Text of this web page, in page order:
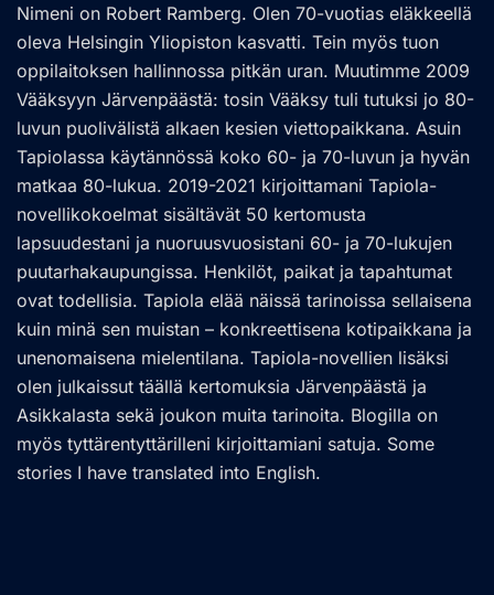
Nimeni on Robert Ramberg. Olen 70-vuotias eläkkeellä
oleva Helsingin Yliopiston kasvatti. Tein myös tuon
oppilaitoksen hallinnossa pitkän uran. Muutimme 2009
Vääksyyn Järvenpäästä: tosin Vääksy tuli tutuksi jo 80-
luvun puolivälistä alkaen kesien viettopaikkana. Asuin
Tapiolassa käytännössä koko 60- ja 70-luvun ja hyvän
matkaa 80-lukua. 2019-2021 kirjoittamani Tapiola-
novellikokoelmat sisältävät 50 kertomusta
lapsuudestani ja nuoruusvuosistani 60- ja 70-lukujen
puutarhakaupungissa. Henkilöt, paikat ja tapahtumat
ovat todellisia. Tapiola elää näissä tarinoissa sellaisena
kuin minä sen muistan – konkreettisena kotipaikkana ja
unenomaisena mielentilana. Tapiola-novellien lisäksi
olen julkaissut täällä kertomuksia Järvenpäästä ja
Asikkalasta sekä joukon muita tarinoita. Blogilla on
myös tyttärentyttärilleni kirjoittamiani satuja. Some
stories I have translated into English.